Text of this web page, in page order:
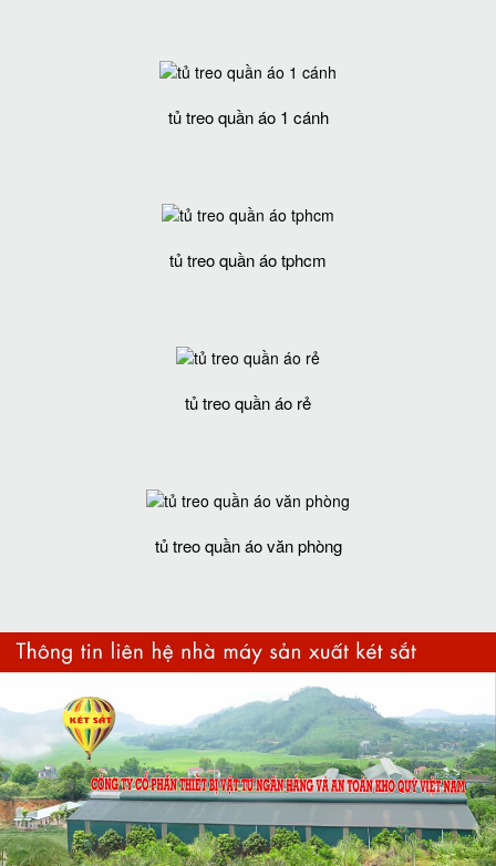
tủ treo quần áo 1 cánh
tủ treo quần áo tphcm
tủ treo quần áo rẻ
tủ treo quần áo văn phòng